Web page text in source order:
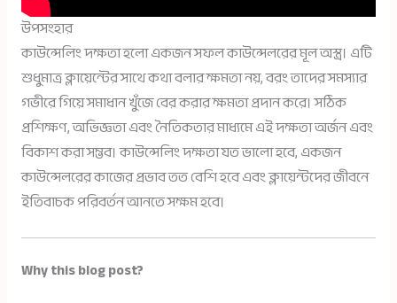
উপসংহার
কাউন্সেলিং দক্ষতা হলো একজন সফল কাউন্সেলরের মূল অস্ত্র। এটি
শুধুমাত্র ক্লায়েন্টের সাথে কথা বলার ক্ষমতা নয়, বরং তাদের সমস্যার
গভীরে গিয়ে সমাধান খুঁজে বের করার ক্ষমতা প্রদান করে। সঠিক
প্রশিক্ষণ, অভিজ্ঞতা এবং নৈতিকতার মাধ্যমে এই দক্ষতা অর্জন এবং
বিকাশ করা সম্ভব। কাউন্সেলিং দক্ষতা যত ভালো হবে, একজন
কাউন্সেলরের কাজের প্রভাব তত বেশি হবে এবং ক্লায়েন্টদের জীবনে
ইতিবাচক পরিবর্তন আনতে সক্ষম হবে।
Why this blog post?